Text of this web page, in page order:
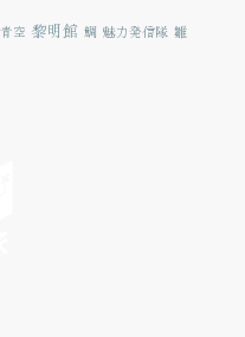
青空 黎明館 鯛 魅力発信隊 雛